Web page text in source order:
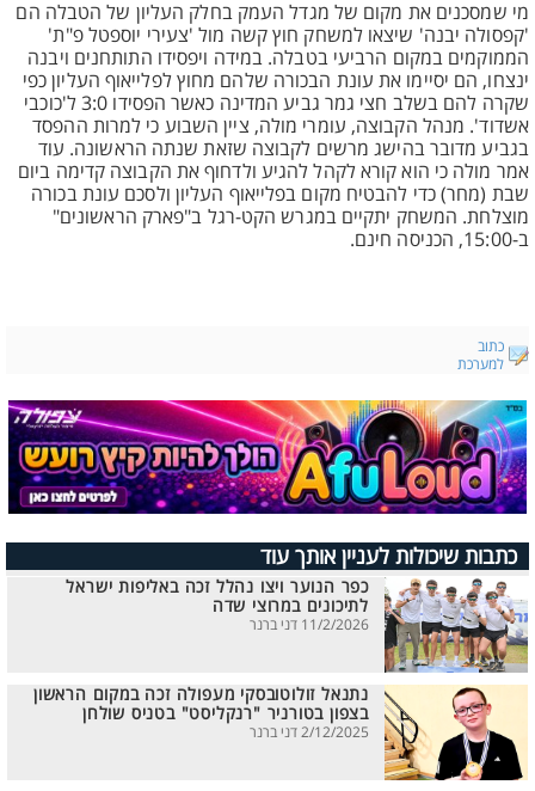
מי שמסכנים את מקום של מגדל העמק בחלק העליון של הטבלה הם
'קפסולה יבנה' שיצאו למשחק חוץ קשה מול 'צעירי יוספטל פ"ת'
הממוקמים במקום הרביעי בטבלה. במידה ויפסידו התותחנים ויבנה
ינצחו, הם יסיימו את עונת הבכורה שלהם מחוץ לפלייאוף העליון כפי
שקרה להם בשלב חצי גמר גביע המדינה כאשר הפסידו 3:0 ל'כוכבי
אשדוד'. מנהל הקבוצה, עומרי מולה, ציין השבוע כי למרות ההפסד
בגביע מדובר בהישג מרשים לקבוצה שזאת שנתה הראשונה. עוד
אמר מולה כי הוא קורא לקהל להגיע ולדחוף את הקבוצה קדימה ביום
שבת (מחר) כדי להבטיח מקום בפלייאוף העליון ולסכם עונת בכורה
מוצלחת. המשחק יתקיים במגרש הקט-רגל ב"פארק הראשונים"
ב-15:00, הכניסה חינם.
כתוב
למערכת
כתבות שיכולות לעניין אותך עוד
כפר הנוער ויצו נהלל זכה באליפות ישראל
לתיכונים במרוצי שדה
11/2/2026 דני ברנר
נתנאל זולוטובסקי מעפולה זכה במקום הראשון
בצפון בטורניר "רנקליסט" בטניס שולחן
2/12/2025 דני ברנר